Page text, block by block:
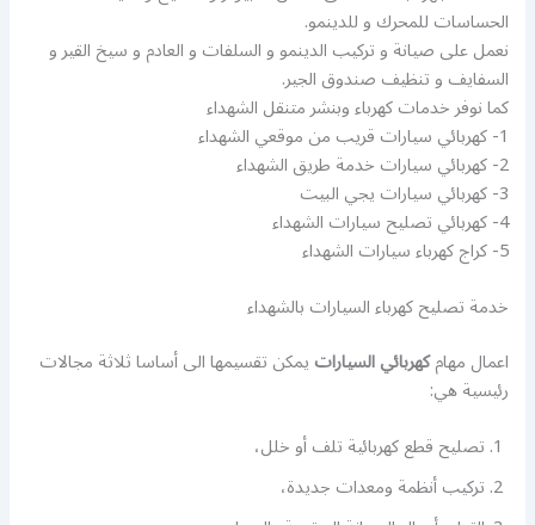
الحساسات للمحرك و للدينمو.
نعمل على صيانة و تركيب الدينمو و السلفات و العادم و سيخ القير و
السفايف و تنظيف صندوق الجير.
كما نوفر خدمات كهرباء وبنشر متنقل الشهداء
1- كهربائي سيارات قريب من موقعي الشهداء
2- كهربائي سيارات خدمة طريق الشهداء
3- كهربائي سيارات يجي البيت
4- كهربائي تصليح سيارات الشهداء
5- كراج كهرباء سيارات الشهداء
خدمة تصليح كهرباء السيارات بالشهداء
اعمال مهامكهربائي السياراتيمكن تقسيمها الى أساسا ثلاثة مجالات
رئيسية هي:
تصليح قطع كهربائية تلف أو خلل،
تركيب أنظمة ومعدات جديدة،